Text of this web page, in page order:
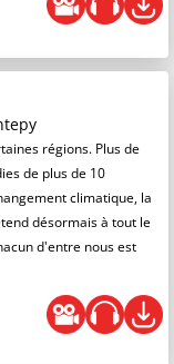
régions. Plus de
de plus de 10
climatique, la
désormais à tout le
d'entre nous est